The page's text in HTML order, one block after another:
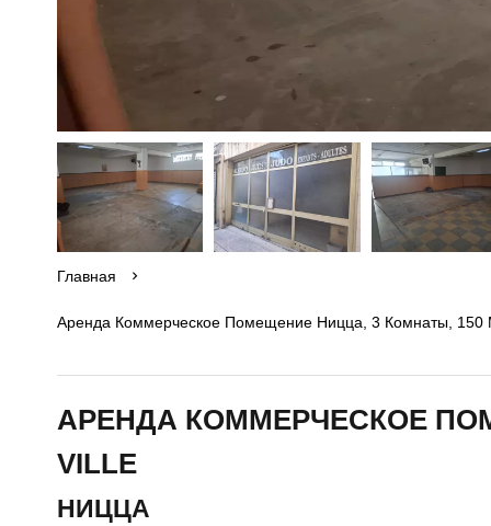
Главная
Аренда Коммерческое Помещение Ницца, 3 Комнаты,
АРЕНДА КОММЕРЧЕСКОЕ
VILLE
НИЦЦА